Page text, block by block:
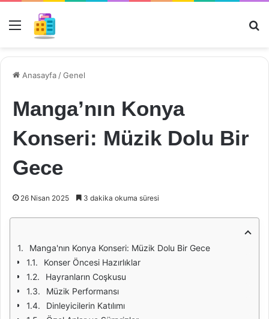
Menü
Anasayfa /Genel
Manga’nın Konya
Konseri: Müzik Dolu Bir
Gece
26 Nisan 2025 3 dakika okuma süresi
Manga'nın Konya Konseri: Müzik Dolu Bir Gece
Konser Öncesi Hazırlıklar
Hayranların Coşkusu
Müzik Performansı
Dinleyicilerin Katılımı